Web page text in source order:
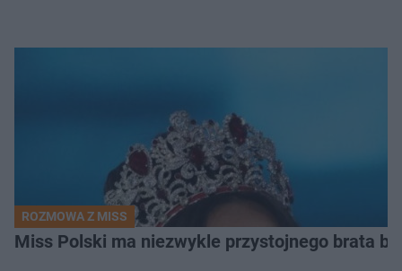
ROZMOWA Z MISS
Miss Polski ma niezwykle przystojnego brata